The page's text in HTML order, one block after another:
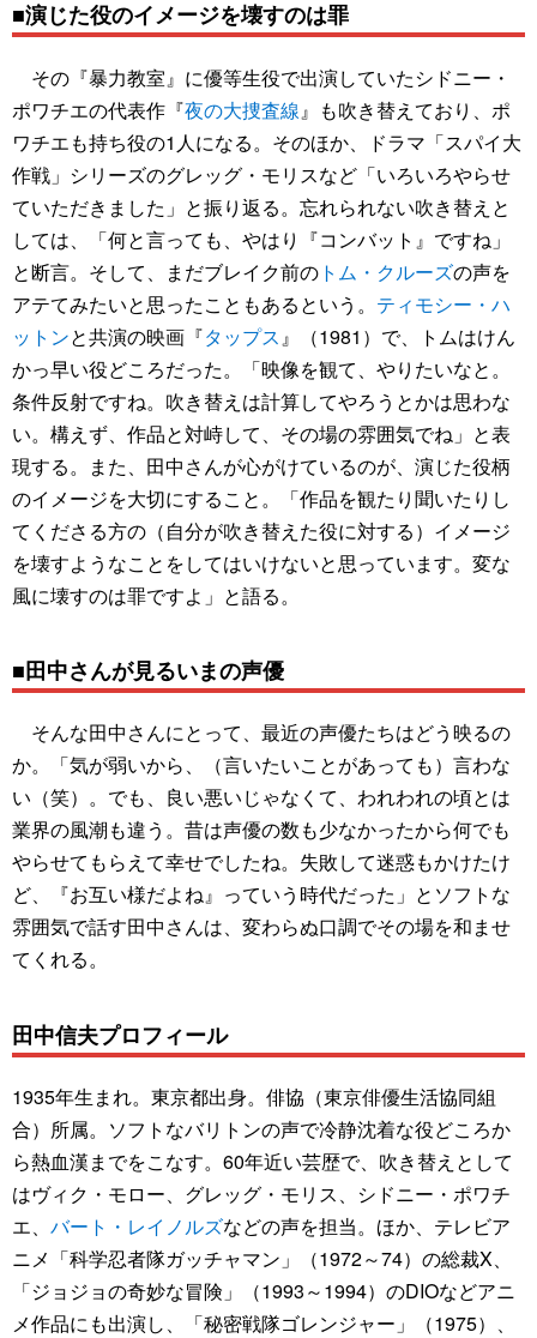
■演じた役のイメージを壊すのは罪
その『暴力教室』に優等生役で出演していたシドニー・
ポワチエの代表作『夜の大捜査線 』も吹き替えており、ポ
ワチエも持ち役の1人になる。そのほか、ドラマ「スパイ大
作戦」シリーズのグレッグ・モリスなど「いろいろやらせ
ていただきました」と振り返る。忘れられない吹き替えと
しては、「何と言っても、やはり『コンバット』ですね」
と断言。そして、まだブレイク前の トム・クルーズの声を
アテてみたいと思ったこともあるという。 ティモシー・ハ
ットンと共演の映画『タップス 』（1981）で、トムはけん
かっ早い役どころだった。「映像を観て、やりたいなと。
条件反射ですね。吹き替えは計算してやろうとかは思わな
い。構えず、作品と対峙して、その場の雰囲気でね」と表
現する。また、田中さんが心がけているのが、演じた役柄
のイメージを大切にすること。「作品を観たり聞いたりし
てくださる方の（自分が吹き替えた役に対する）イメージ
を壊すようなことをしてはいけないと思っています。変な
風に壊すのは罪ですよ」と語る。
■田中さんが見るいまの声優
そんな田中さんにとって、最近の声優たちはどう映るの
か。「気が弱いから、（言いたいことがあっても）言わな
い（笑）。でも、良い悪いじゃなくて、われわれの頃とは
業界の風潮も違う。昔は声優の数も少なかったから何でも
やらせてもらえて幸せでしたね。失敗して迷惑もかけたけ
ど、『お互い様だよね』っていう時代だった」とソフトな
雰囲気で話す田中さんは、変わらぬ口調でその場を和ませ
てくれる。
田中信夫プロフィール
1935年生まれ。東京都出身。俳協（東京俳優生活協同組
合）所属。ソフトなバリトンの声で冷静沈着な役どころか
ら熱血漢までをこなす。60年近い芸歴で、吹き替えとして
はヴィク・モロー、グレッグ・モリス、シドニー・ポワチ
エ、 バート・レイノルズなどの声を担当。ほか、テレビア
ニメ「科学忍者隊ガッチャマン」（1972～74）の総裁X、
「ジョジョの奇妙な冒険」（1993～1994）のDIOなどアニ
メ作品にも出演し、「秘密戦隊ゴレンジャー」（1975）、